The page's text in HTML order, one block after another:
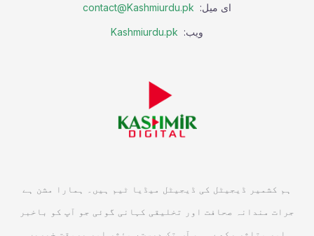
ای میل: contact@Kashmiurdu.pk
ویب: Kashmiurdu.pk
ہم کشمیر ڈیجیٹل کی ڈیجیٹل میڈیا ٹیم ہیں۔ ہمارا مشن ہے
جرات مندانہ صحافت اور تخلیقی کہانی گوئی جو آپ کو باخبر